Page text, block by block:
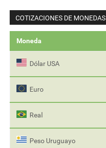
COTIZACIONES DE MONEDAS
Moneda
Dólar USA
Euro
Real
Peso Uruguayo